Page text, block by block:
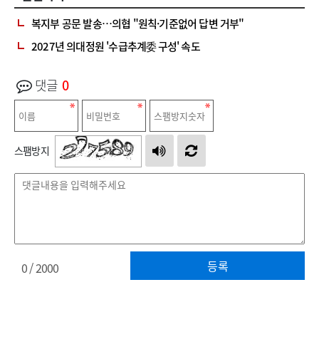
복지부 공문 발송…의협 "원칙·기준없어 답변 거부"
2027년 의대정원 '수급추계委 구성' 속도
댓글 0
스팸방지
등록
0/ 2000